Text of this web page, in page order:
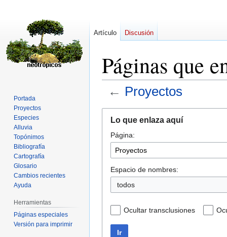
Páginas que
← Proyectos
navegación
búsqueda
Lo que enlaza aquí
Página:
Espacio de nombres:
todos
Ocultar transclusiones
Ir
Artículo Discusión
Portada
Proyectos
Especies
Alluvia
Topónimos
Bibliografía
Cartografía
Glosario
Cambios recientes
Ayuda
Herramientas
Páginas especiales
Versión para imprimir